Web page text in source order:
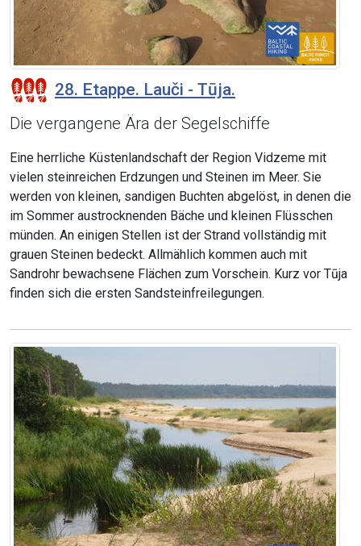
28. Etappe. Lauči - Tūja.
Die vergangene Ära der Segelschiffe
Eine herrliche Küstenlandschaft der Region Vidzeme mit
vielen steinreichen Erdzungen und Steinen im Meer. Sie
werden von kleinen, sandigen Buchten abgelöst, in denen die
im Sommer austrocknenden Bäche und kleinen Flüsschen
münden. An einigen Stellen ist der Strand vollständig mit
grauen Steinen bedeckt. Allmählich kommen auch mit
Sandrohr bewachsene Flächen zum Vorschein. Kurz vor Tūja
finden sich die ersten Sandsteinfreilegungen.